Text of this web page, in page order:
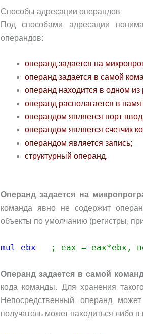
Способы адресации операндов
Под способами адресации
операндов:
операнд задается на
операнд задается в самой
операнд находится в одном из
операнд располагается в
операндом является порт
операндом является счетчик
операндом является запись;
структурный операнд.
Операнд задается на
команда явно не содержит
объекты по умолчанию (регистры,
mul ebx ; eax = eax*ebx,
Операнд задается в самой
кода команды. Для хранения
Непосредственный операнд
получатель может находиться либо